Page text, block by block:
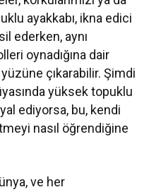
ayakkabı, ikna edici
ederken, aynı
oynadığına dair
çıkarabilir. Şimdi
yüksek topuklu
ediyorsa, bu, kendi
nasıl öğrendiğine
ve her